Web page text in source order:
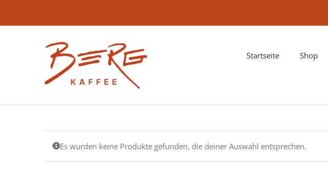
Startseite Shop
Es wurden keine Produkte gefunden, die deiner Auswahl entsprechen.